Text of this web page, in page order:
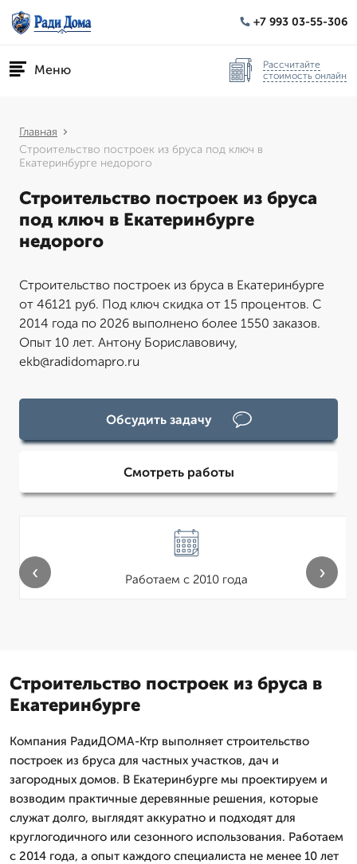
+7 993 03-55-306
Меню
Рассчитайте
стоимость онлайн
Главная
Строительство построек из бруса под ключ в
Екатеринбурге недорого
Строительство построек из бруса
под ключ в Екатеринбурге
недорого
Строительство построек из бруса в Екатеринбурге
от 46121 руб. Под ключ скидка от 15 процентов. С
2014 года по 2026 выполнено более 1550 заказов.
Опыт 10 лет. Антону Бориславовичу,
ekb@radidomapro.ru
Обсудить задачу
Смотреть работы
Работаем с 2010 года
‹ ›
Строительство построек из бруса в
Екатеринбурге
Компания РадиДОМА-Ктр выполняет строительство
построек из бруса для частных участков, дач и
загородных домов. В Екатеринбурге мы проектируем и
возводим практичные деревянные решения, которые
служат долго, выглядят аккуратно и подходят для
круглогодичного или сезонного использования. Работаем
с 2014 года, а опыт каждого специалиста не менее 10 лет